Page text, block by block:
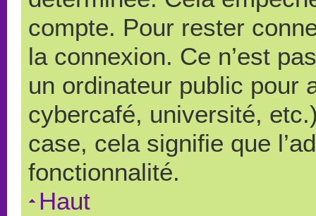
compte. Pour rester
la connexion. Ce n’est
un ordinateur public pour
cybercafé, université,
case, cela signifie que
fonctionnalité.
Haut